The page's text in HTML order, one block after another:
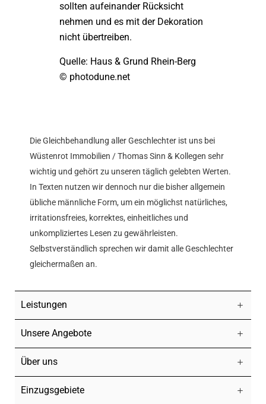
sollten aufeinander Rücksicht
nehmen und es mit der Dekoration
nicht übertreiben.
Quelle: Haus & Grund Rhein-Berg
© photodune.net
Die Gleichbehandlung aller Geschlechter ist uns bei
Wüstenrot Immobilien / Thomas Sinn & Kollegen sehr
wichtig und gehört zu unseren täglich gelebten Werten.
In Texten nutzen wir dennoch nur die bisher allgemein
übliche männliche Form, um ein möglichst natürliches,
irritationsfreies, korrektes, einheitliches und
unkompliziertes Lesen zu gewährleisten.
Selbstverständlich sprechen wir damit alle Geschlechter
gleichermaßen an.
Leistungen
Unsere Angebote
Über uns
Einzugsgebiete